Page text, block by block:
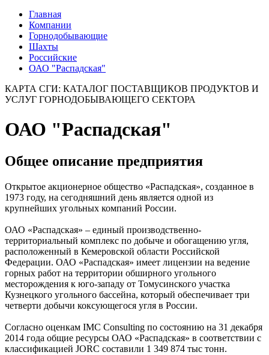
Главная
Компании
Горнодобывающие
Шахты
Российские
ОАО "Распадская"
КАРТА СГИ: КАТАЛОГ ПОСТАВЩИКОВ ПРОДУКТОВ И
УСЛУГ ГОРНОДОБЫВАЮЩЕГО СЕКТОРА
ОАО "Распадская"
Общее описание предприятия
Открытое акционерное общество «Распадская», созданное в
1973 году, на сегодняшний день является одной из
крупнейших угольных компаний России.
ОАО «Распадская» – единый производственно-
территориальный комплекс по добыче и обогащению угля,
расположенный в Кемеровской области Российской
Федерации. ОАО «Распадская» имеет лицензии на ведение
горных работ на территории обширного угольного
месторождения к юго-западу от Томусинского участка
Кузнецкого угольного бассейна, который обеспечивает три
четверти добычи коксующегося угля в России.
Согласно оценкам IMC Consulting по состоянию на 31 декабря
2014 года общие ресурсы ОАО «Распадская» в соответствии с
классификацией JORC составили 1 349 874 тыс тонн.